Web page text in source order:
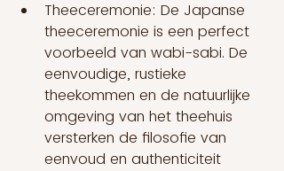
Theeceremonie: De Japanse
theeceremonie is een perfect
voorbeeld van wabi-sabi. De
eenvoudige, rustieke
theekommen en de natuurlijke
omgeving van het theehuis
versterken de filosofie van
eenvoud en authenticiteit